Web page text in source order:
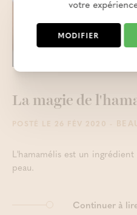
La magie de
POSTÉ LE 26 FÉV 2020 -
L'hamamélis est un
peau.
Continuer à
votre
MODIFIER